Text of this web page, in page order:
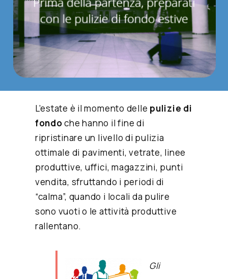
L’estate è il momento delle pulizie di
fondoche hanno il fine di
ripristinare un livello di pulizia
ottimale di pavimenti, vetrate, linee
produttive, uffici, magazzini, punti
vendita, sfruttando i periodi di
“calma”, quando i locali da pulire
sono vuoti o le attività produttive
rallentano.
Gli